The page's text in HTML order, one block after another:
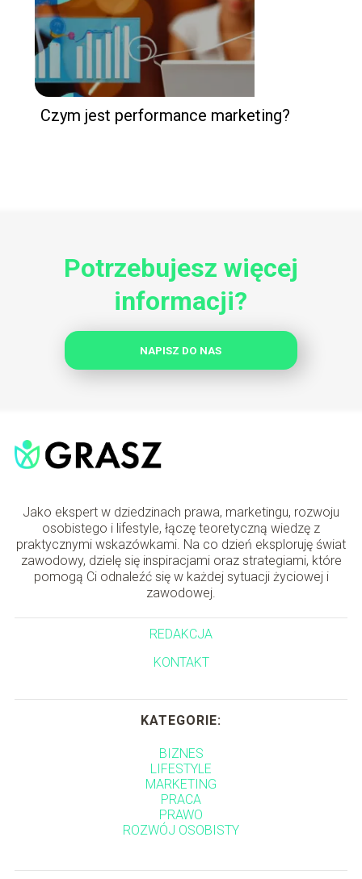
Czym jest performance marketing?
Potrzebujesz więcej
informacji?
NAPISZ DO NAS
Jako ekspert w dziedzinach prawa, marketingu, rozwoju
osobistego i lifestyle, łączę teoretyczną wiedzę z
praktycznymi wskazówkami. Na co dzień eksploruję świat
zawodowy, dzielę się inspiracjami oraz strategiami, które
pomogą Ci odnaleźć się w każdej sytuacji życiowej i
zawodowej.
REDAKCJA
KONTAKT
KATEGORIE:
BIZNES
LIFESTYLE
MARKETING
PRACA
PRAWO
ROZWÓJ OSOBISTY